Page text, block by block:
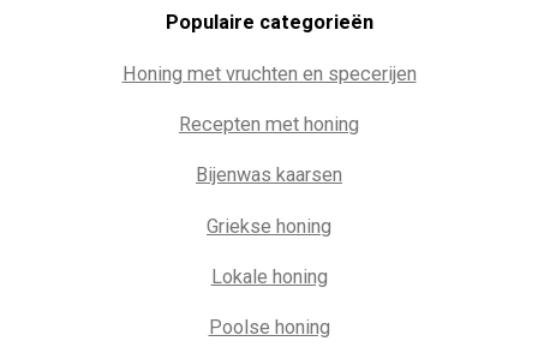
Populaire categorieën
Honing met vruchten en specerijen
Recepten met honing
Bijenwas kaarsen
Griekse honing
Lokale honing
Poolse honing